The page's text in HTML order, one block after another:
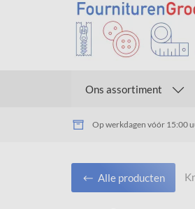
Ons assortiment
Op werkdagen vóór 15:00
Alle producten